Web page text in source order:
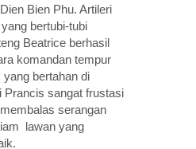
Bien Phu. Artileri
bertubi-tubi
Beatrice berhasil
komandan tempur
bertahan di
Prancis sangat frustasi
serangan
lawan yang